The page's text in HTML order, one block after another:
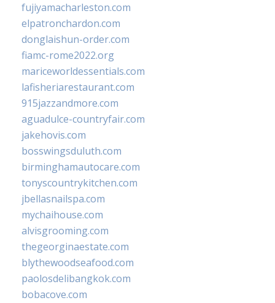
fujiyamacharleston.com
elpatronchardon.com
donglaishun-order.com
fiamc-rome2022.org
mariceworldessentials.com
lafisheriarestaurant.com
915jazzandmore.com
aguadulce-countryfair.com
jakehovis.com
bosswingsduluth.com
birminghamautocare.com
tonyscountrykitchen.com
jbellasnailspa.com
mychaihouse.com
alvisgrooming.com
thegeorginaestate.com
blythewoodseafood.com
paolosdelibangkok.com
bobacove.com